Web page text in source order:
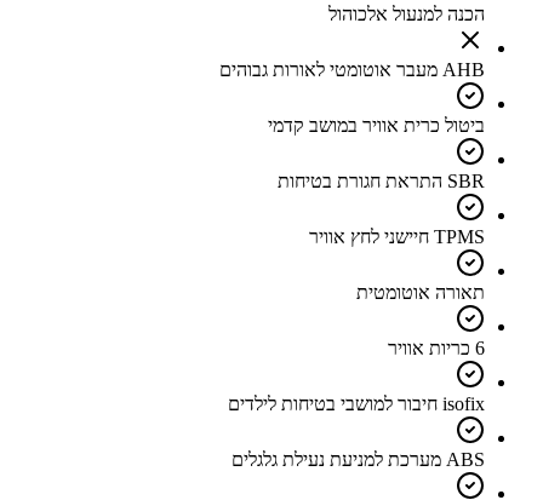
הכנה למנעול אלכוהול
AHB מעבר אוטומטי לאורות גבוהים
ביטול כרית אוויר במושב קדמי
SBR התראת חגורת בטיחות
TPMS חיישני לחץ אוויר
תאורה אוטומטית
6 כריות אוויר
isofix חיבור למושבי בטיחות לילדים
ABS מערכת למניעת נעילת גלגלים